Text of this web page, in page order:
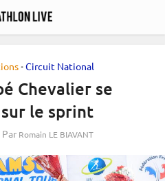
•Circuit National
Chevalier se
sur le sprint
Par Romain LE BIAVANT